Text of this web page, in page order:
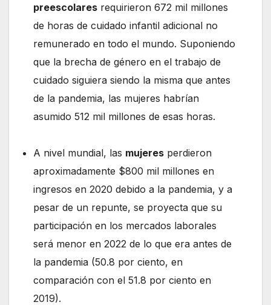
preescolares requirieron 672 mil millones
de horas de cuidado infantil adicional no
remunerado en todo el mundo. Suponiendo
que la brecha de género en el trabajo de
cuidado siguiera siendo la misma que antes
de la pandemia, las mujeres habrían
asumido 512 mil millones de esas horas.
A nivel mundial, las mujeres perdieron
aproximadamente $800 mil millones en
ingresos en 2020 debido a la pandemia, y a
pesar de un repunte, se proyecta que su
participación en los mercados laborales
será menor en 2022 de lo que era antes de
la pandemia (50.8 por ciento, en
comparación con el 51.8 por ciento en
2019).